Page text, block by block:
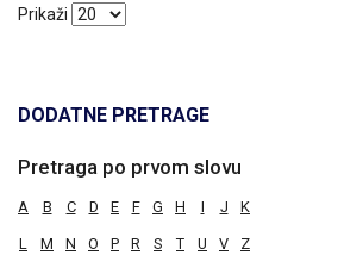
Prikaži
DODATNE PRETRAGE
Pretraga po prvom slovu
A B C D E F G H I J K
L M N O P R S T U V Z